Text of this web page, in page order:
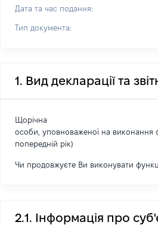
Дата та час подання:
Тип документа:
1. Вид декларації та
Щорічна
особи, уповноваженої на виконання
попередній рік)
Чи продовжуєте Ви виконувати
2.1. Інформація про